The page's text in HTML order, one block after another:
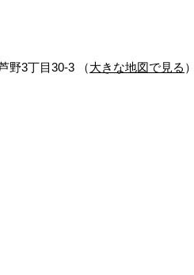
野3丁目30-3 （大きな地図で見る